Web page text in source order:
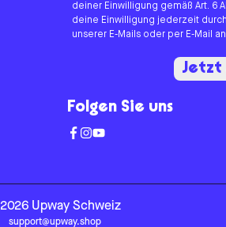
deiner Einwilligung gemäß Art. 6
deine Einwilligung jederzeit
unserer E-Mails oder per E-Mail
Jetzt
Folgen Sie uns
2026 Upway Schweiz
support@upway.shop